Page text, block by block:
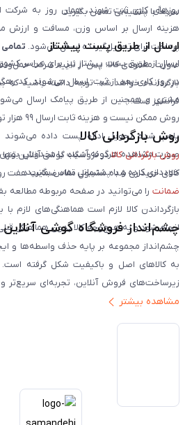
سریعاً با پشتیبانی تماس بگیرید.
روزهای کاری ثبت شوند، همان روز به شرکت
هزینه ارسال بر اساس وزن، مسافت و ارزش
پرداخت برای تحویل‌گیرنده ارسال می‌شود.
صورت مفقودی کالا، پس از تایید شرکت
فرانشیز است.
ارسال از طریق پست پیشتاز
ارسال از طریق پست پیشتاز نیز برای سراسر
در روز کاری بعد از ثبت، ارسال می‌شوند. کد
مشتری و همچنین از طریق پیامک ارسال
روش ممکن
پلمپ شده تحویل اداره پست داده می‌شوند و
صورت مشاهده هرگونه آسیب یا مخدوش بودن
خودداری کرده و با پشتیبانی تماس بگیرید.
روش بازگردانی کالا
روش بازگردانی کالادر فروشگاه گوشی آنلاین
کالای خریداری شده مشمول مفاد ضمانت هفت
ضمانت را می‌توانید در صفحه مربوطه مطالعه
بازگرداندن کالا لازم است هماهنگی‌های
انجام شود و به هیچ‌وجه کالا بدون هماهنگی
چشم‌انداز فروشگاه گوشی آنلاین
چشم‌انداز مجموعه بر پایه حذف واسطه‌ها و
به کالاهای اصل و باکیفیت شکل گرفته
زیرساخت‌های فروش آنلاین، تجربه‌ای سریع‌تر
ایران ارائه دهیم. تبدیل‌شدن به مرجعی قابل
خدمات و به‌روزرسانی مداوم محصولات، مسیر
داریم آینده بازار دیجیتال متعلق به
را در اولویت قرار می‌دهند. گوشی آنلاین با
سمت تحقق این چشم‌انداز حرکت می‌کند.
مشاهده بیشتر